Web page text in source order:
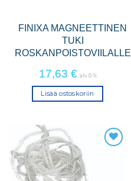
FINIXA MAGNEETTINEN
TUKI
ROSKANPOISTOVIILALLE
17,63 € alv 0 %
Lisää ostoskoriin